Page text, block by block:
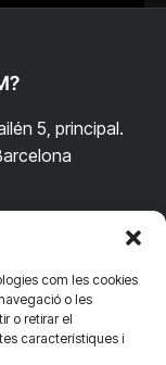
com les cookies
o les
o retirar el
característiques i
5, principal.